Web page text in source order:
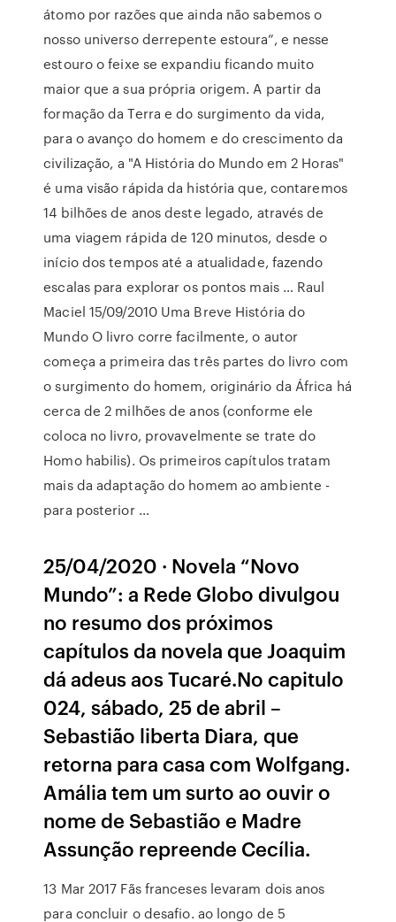
átomo por razões que ainda não sabemos o
nosso universo derrepente estoura”, e nesse
estouro o feixe se expandiu ficando muito
maior que a sua própria origem. A partir da
formação da Terra e do surgimento da vida,
para o avanço do homem e do crescimento da
civilização, a "A História do Mundo em 2 Horas"
é uma visão rápida da história que, contaremos
14 bilhões de anos deste legado, através de
uma viagem rápida de 120 minutos, desde o
início dos tempos até a atualidade, fazendo
escalas para explorar os pontos mais … Raul
Maciel 15/09/2010 Uma Breve História do
Mundo O livro corre facilmente, o autor
começa a primeira das três partes do livro com
o surgimento do homem, originário da África há
cerca de 2 milhões de anos (conforme ele
coloca no livro, provavelmente se trate do
Homo habilis). Os primeiros capítulos tratam
mais da adaptação do homem ao ambiente -
para posterior …
25/04/2020 · Novela “Novo
Mundo”: a Rede Globo divulgou
no resumo dos próximos
capítulos da novela que Joaquim
dá adeus aos Tucaré.No capitulo
024, sábado, 25 de abril –
Sebastião liberta Diara, que
retorna para casa com Wolfgang.
Amália tem um surto ao ouvir o
nome de Sebastião e Madre
Assunção repreende Cecília.
13 Mar 2017 Fãs franceses levaram dois anos
para concluir o desafio. ao longo de 5